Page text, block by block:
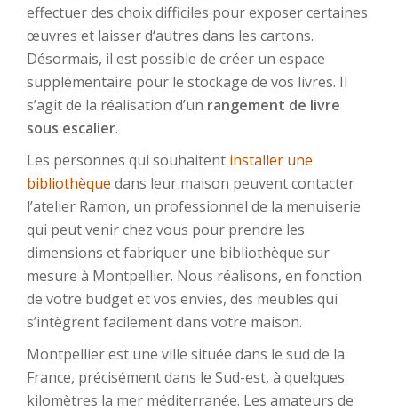
effectuer des choix difficiles pour exposer certaines
œuvres et laisser d‘autres dans les cartons.
Désormais, il est possible de créer un espace
supplémentaire pour le stockage de vos livres. Il
s’agit de la réalisation d’un rangement de livre
sous escalier.
Les personnes qui souhaitent installer une
bibliothèque dans leur maison peuvent contacter
l’atelier Ramon, un professionnel de la menuiserie
qui peut venir chez vous pour prendre les
dimensions et fabriquer une bibliothèque sur
mesure à Montpellier. Nous réalisons, en fonction
de votre budget et vos envies, des meubles qui
s’intègrent facilement dans votre maison.
Montpellier est une ville située dans le sud de la
France, précisément dans le Sud-est, à quelques
kilomètres la mer méditerranée. Les amateurs de